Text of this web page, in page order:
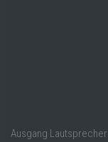
Ausgang